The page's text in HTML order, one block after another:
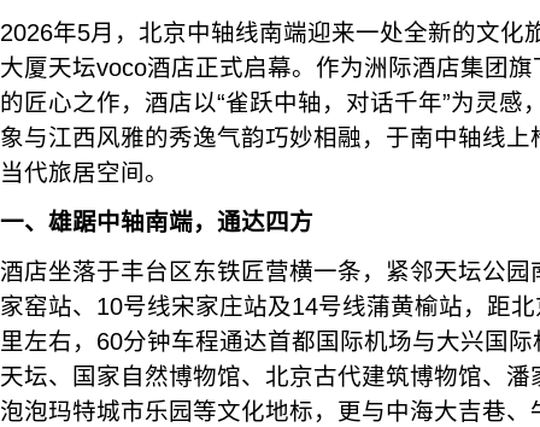
2026年5月，北京中轴线南端迎来一处全新的文
大厦天坛voco酒店正式启幕。作为洲际酒店集团
的匠心之作，酒店以“雀跃中轴，对话千年”为灵感
象与江西风雅的秀逸气韵巧妙相融，于南中轴线
当代旅居空间。
一、雄踞中轴南端，通达四方
酒店坐落于丰台区东铁匠营横一条，紧邻天坛公
家窑站、10号线宋家庄站及14号线蒲黄榆站，距
里左右，60分钟车程通达首都国际机场与大兴国
天坛、国家自然博物馆、北京古代建筑博物馆、
泡泡玛特城市乐园等文化地标，更与中海大吉巷